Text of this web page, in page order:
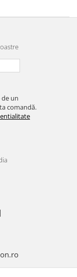
un
comandă.